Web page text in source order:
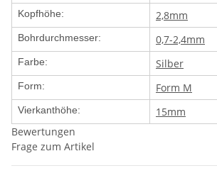
Kopfhöhe: 2,8mm
Bohrdurchmesser: 0,7-2,4mm
Farbe: Silber
Form: Form M
Vierkanthöhe:
15mm
Bewertungen
Frage zum Artikel